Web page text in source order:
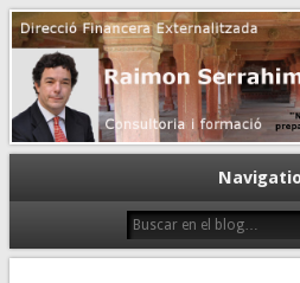
Dirección
Gestión empresarial eficiente. Dirección